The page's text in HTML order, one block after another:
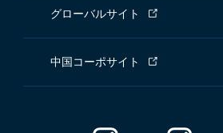
グローバルサイト
中国コーポサイト